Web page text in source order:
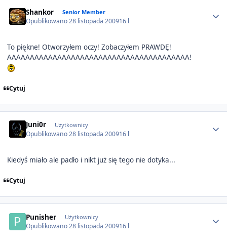
Shankor Senior Member
Opublikowano28 listopada 200916 l
To piękne! Otworzyłem oczy! Zobaczyłem PRAWDĘ!
AAAAAAAAAAAAAAAAAAAAAAAAAAAAAAAAAAAAAAAA!
Cytuj
Juni0r Użytkownicy
Opublikowano28 listopada 200916 l
Kiedyś miało ale padło i nikt już się tego nie dotyka...
Cytuj
Punisher Użytkownicy
Opublikowano28 listopada 200916 l